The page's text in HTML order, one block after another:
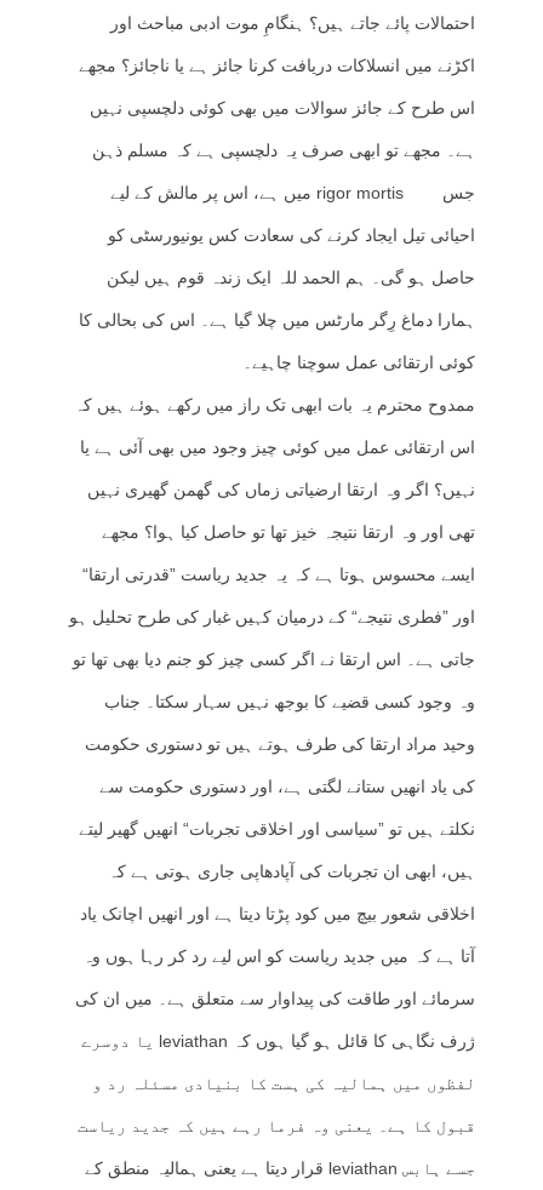
احتمالات پائے جاتے ہیں؟ ہنگامِ موت ادبی مباحث اور
اکڑنے میں انسلاکات دریافت کرنا جائز ہے یا ناجائز؟ مجھے
اس طرح کے جائز سوالات میں بھی کوئی دلچسپی نہیں
ہے۔ مجھے تو ابھی صرف یہ دلچسپی ہے کہ مسلم ذہن
جس rigor mortis میں ہے، اس پر مالش کے لیے
احیائی تیل ایجاد کرنے کی سعادت کس یونیورسٹی کو
حاصل ہو گی۔ ہم الحمد للہ ایک زندہ قوم ہیں لیکن
ہمارا دماغ رِگر مارٹس میں چلا گیا ہے۔ اس کی بحالی کا
کوئی ارتقائی عمل سوچنا چاہیے۔
ممدوح محترم یہ بات ابھی تک راز میں رکھے ہوئے ہیں کہ
اس ارتقائی عمل میں کوئی چیز وجود میں بھی آئی ہے یا
نہیں؟ اگر وہ ارتقا ارضیاتی زماں کی گھمن گھیری نہیں
تھی اور وہ ارتقا نتیجہ خیز تھا تو حاصل کیا ہوا؟ مجھے
ایسے محسوس ہوتا ہے کہ یہ جدید ریاست ”قدرتی ارتقا“
اور ”فطری نتیجے“ کے درمیان کہیں غبار کی طرح تحلیل ہو
جاتی ہے۔ اس ارتقا نے اگر کسی چیز کو جنم دیا بھی تھا تو
وہ وجود کسی قضیے کا بوجھ نہیں سہار سکتا۔ جناب
وحید مراد ارتقا کی طرف ہوتے ہیں تو دستوری حکومت
کی یاد انھیں ستانے لگتی ہے، اور دستوری حکومت سے
نکلتے ہیں تو ”سیاسی اور اخلاقی تجربات“ انھیں گھیر لیتے
ہیں، ابھی ان تجربات کی آپادھاپی جاری ہوتی ہے کہ
اخلاقی شعور بیچ میں کود پڑتا دیتا ہے اور انھیں اچانک یاد
آتا ہے کہ میں جدید ریاست کو اس لیے رد کر رہا ہوں وہ
سرمائے اور طاقت کی پیداوار سے متعلق ہے۔ میں ان کی
ژرف نگاہی کا قائل ہو گیا ہوں کہ leviathan یا دوسرے
لفظوں میں ہمالیہ کی ہست کا بنیادی مسئلہ رد و
قبول کا ہے۔ یعنی وہ فرما رہے ہیں کہ جدید ریاست
جسے ہابس leviathan قرار دیتا ہے یعنی ہمالیہ منطق کے